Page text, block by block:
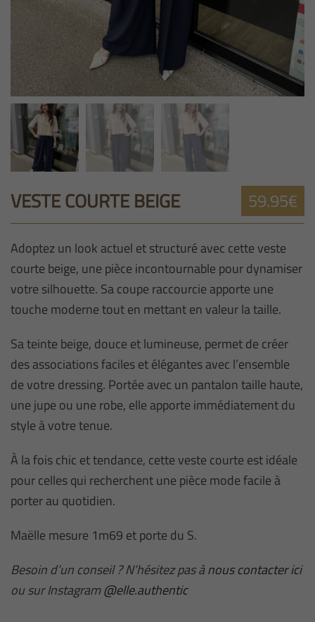
VESTE COURTE BEIGE 59.95€
Adoptez un look actuel et structuré avec cette veste
courte beige, une pièce incontournable pour dynamiser
votre silhouette. Sa coupe raccourcie apporte une
touche moderne tout en mettant en valeur la taille.
Sa teinte beige, douce et lumineuse, permet de créer
des associations faciles et élégantes avec l’ensemble
de votre dressing. Portée avec un pantalon taille haute,
une jupe ou une robe, elle apporte immédiatement du
style à votre tenue.
À la fois chic et tendance, cette veste courte est idéale
pour celles qui recherchent une pièce mode facile à
porter au quotidien.
Maëlle mesure 1m69 et porte du S.
Besoin d’un conseil ? N’hésitez pas ànous contacter ici
ou sur Instagram@elle.authentic